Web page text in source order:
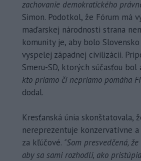
zachovanie demokratického
Simon. Podotkol, že Fórum má
maďarskej národnosti strana
komunity je, aby bolo
vyspelej západnej civilizácii.
Smeru-SD, ktorých súčasťou
kto priamo či nepriamo pomáha
dodal.
Kresťanská únia skonštatovala,
nereprezentuje konzervatívne
za kľúčové. "Som presvedčená,
aby sa sami rozhodli, ako